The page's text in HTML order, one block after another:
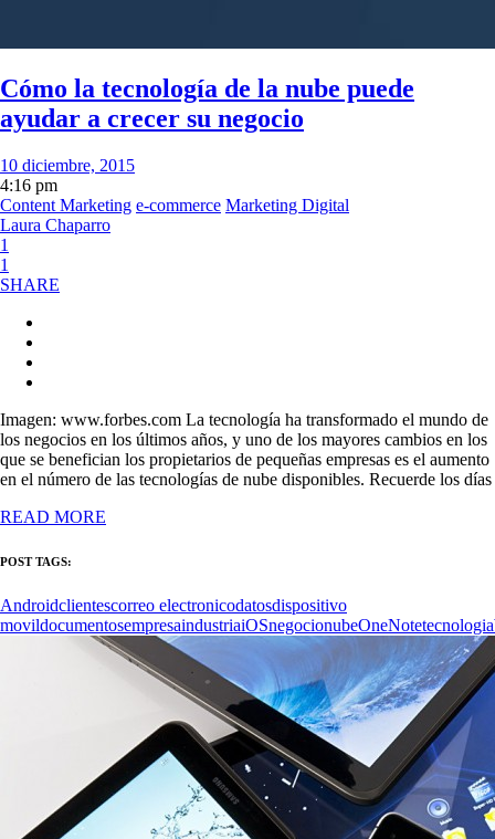
Cómo la tecnología de la nube puede
ayudar a crecer su negocio
10 diciembre, 2015
4:16 pm
Content Marketing e-commerce Marketing Digital
Laura Chaparro
1
1
SHARE
Imagen: www.forbes.com La tecnología ha transformado el mundo de
los negocios en los últimos años, y uno de los mayores cambios en los
que se benefician los propietarios de pequeñas empresas es el aumento
en el número de las tecnologías de nube disponibles. Recuerde los días
READ MORE
POST TAGS:
Androidclientescorreo electronicodatosdispositivo
movildocumentosempresaindustriaiOSnegocionubeOneNotetecnologia